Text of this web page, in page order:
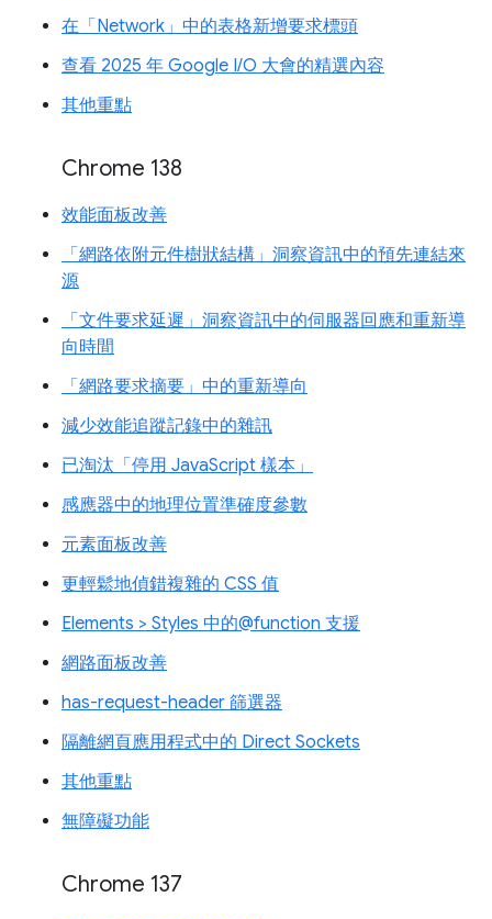
在「Network」中的表格新增要求標頭
查看 2025 年 Google I/O 大會的精選內容
其他重點
Chrome 138
效能面板改善
「網路依附元件樹狀結構」洞察資訊中的預先連結來
源
「文件要求延遲」洞察資訊中的伺服器回應和重新導
向時間
「網路要求摘要」中的重新導向
減少效能追蹤記錄中的雜訊
已淘汰「停用 JavaScript 樣本」
感應器中的地理位置準確度參數
元素面板改善
更輕鬆地偵錯複雜的 CSS 值
Elements > Styles 中的@function 支援
網路面板改善
has-request-header 篩選器
隔離網頁應用程式中的 Direct Sockets
其他重點
無障礙功能
Chrome 137